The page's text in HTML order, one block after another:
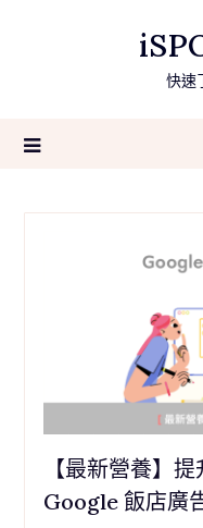
快速
【最新營養】
Google 飯店廣